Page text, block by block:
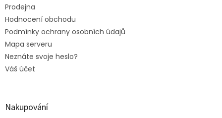
Prodejna
Hodnocení obchodu
Podmínky ochrany osobních údajů
Mapa serveru
Neznáte svoje heslo?
Váš účet
Nakupování